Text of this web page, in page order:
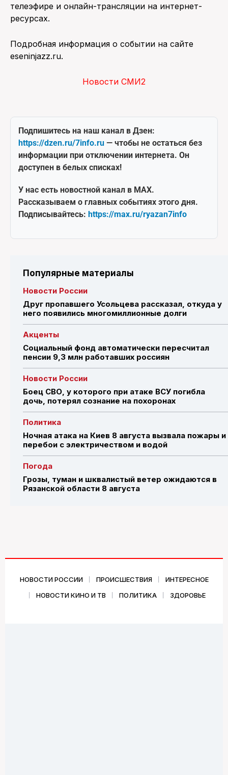
телеэфире и онлайн-трансляции на интернет-
ресурсах.
Подробная информация о событии на сайте
eseninjazz.ru.
Новости СМИ2
Подпишитесь на наш канал в Дзен:
https://dzen.ru/7info.ru — чтобы не остаться без
информации при отключении интернета. Он
доступен в белых списках!
У нас есть новостной канал в MAX.
Рассказываем о главных событиях этого дня.
Подписывайтесь: https://max.ru/ryazan7info
Популярные материалы
Новости России
Друг пропавшего Усольцева рассказал, откуда у
него появились многомиллионные долги
Акценты
Социальный фонд автоматически пересчитал
пенсии 9,3 млн работавших россиян
Новости России
Боец СВО, у которого при атаке ВСУ погибла
дочь, потерял сознание на похоронах
Политика
Ночная атака на Киев 8 августа вызвала пожары и
перебои с электричеством и водой
Погода
Грозы, туман и шквалистый ветер ожидаются в
Рязанской области 8 августа
НОВОСТИ РОССИИ ПРОИСШЕСТВИЯ
ИНТЕРЕСНОЕ
НОВОСТИ КИНО И ТВ
ПОЛИТИКА ЗДОРОВЬЕ